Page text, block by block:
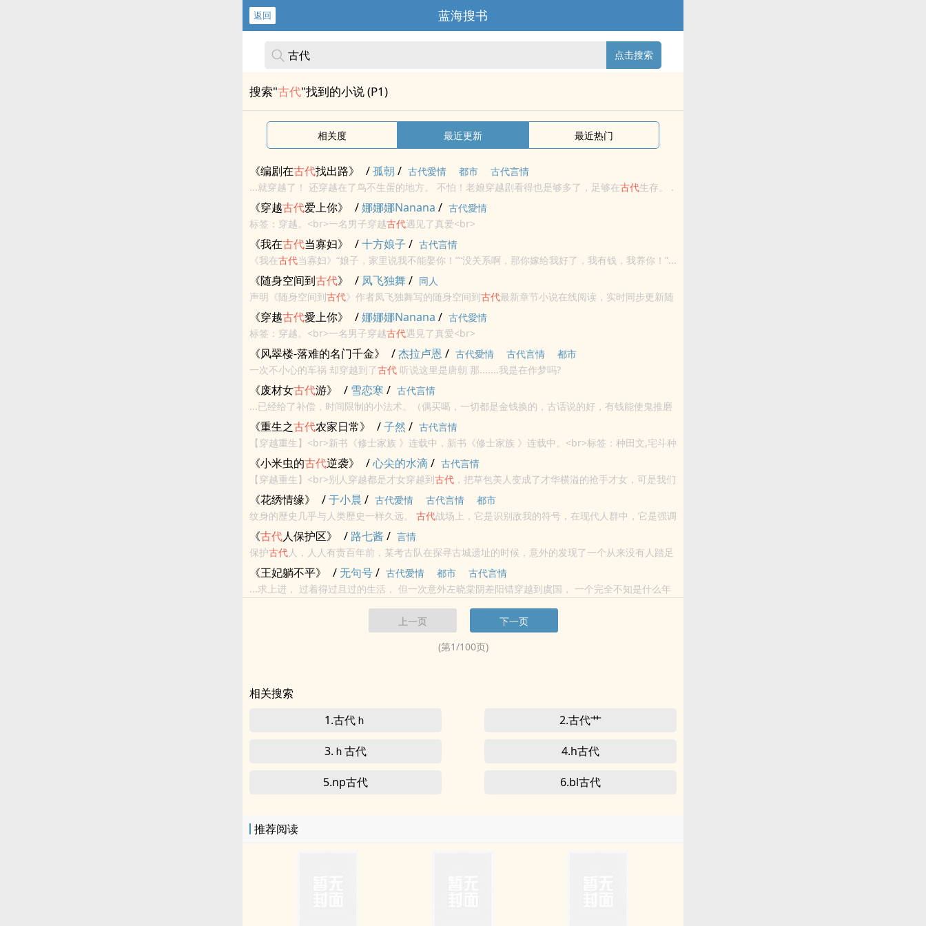
返回 蓝海搜书
点击搜索
搜索"古代"找到的小说 (P1)
相关度 最近更新 最近热门
《编剧在古代找出路》 /孤朝 / 古代愛情 都市
古代言情
...就穿越了！ 还穿越在了鸟不生蛋的地方。 不怕！老娘穿越剧看得也是够多了，足够在古代生存。 .
一个纯..
《穿越古代爱上你》 /娜娜娜Nanana / 古代愛情
标签：穿越。<br>一名男子穿越古代遇见了真爱<br>
《我在古代当寡妇》 /十方娘子 / 古代言情
《我在古代当寡妇》“娘子，家里说我不能娶你！”“没关系啊，那你嫁给我好了，我有钱，我养你！”...
《随身空间到古代》 / 凤飞独舞/ 同人
声明《随身空间到古代》作者凤飞独舞写的随身空间到古代最新章节小说在线阅读，实时同步更新随
身空间到古代最新章节，书友所发表的随身空间到古代最新章节评论，并不代表书河小说网赞同随身
空间到 古代 最新章...
《穿越古代愛上你》 /娜娜娜Nanana / 古代愛情
标签：穿越。<br>一名男子穿越古代遇見了真愛<br>
《风翠楼-落难的名门千金》 /杰拉卢恩 / 古代愛情 古代言情
都市
一次不小心的车祸 却穿越到了古代 听说这里是唐朝 那.......我是在作梦吗?
《废材女古代游》 / 雪恋寒 / 古代言情
...已经给了补偿，时间限制的小法术。（偶买噶，一切都是金钱换的，古话说的好，有钱能使鬼推磨
啊！）去古代能干嘛？吃饭睡觉打豆豆，这样的人生不可行，太无聊！那咋办，最刺激的..
《重生之古代农家日常》 /子然 / 古代言情
【穿越重生】<br>新书《修士家族 》连载中，新书《修士家族 》连载中。<br>标签：种田文,宅斗种
田<br>
《小米虫的古代逆袭》 /心尖的水滴/ 古代言情
【穿越重生】<br>别人穿越都是才女穿越到古代 ，把草包美人变成了才华横溢的抢手才女，可是我们
女主确是一个现代米虫去了 古代才女的身上。。。。一连串的爆笑生活，一连串的感情纠葛，一连串
的别出心裁，...
《花绣情缘》 /于小晨 / 古代愛情 古代言情
都市
纹身的歷史几乎与人类歷史一样久远。 古代战场上，它是识别敌我的符号，在现代人群中，它是强调
《古代人保护区》 / 路七酱/ 言情
保护古代人，人人有责百年前，某考古队在探寻古城遗址的时候，意外的发现了一个从来没有人踏足
的区域。那里世界隔绝，保留着 古代的帝制，古代 的生活生产方式，
立古代世界。在经...
《王妃躺不平》 /无句号/ 古代愛情 都市
古代言情
...求上进， 过着得过且过的生活， 但一次意外左晓棠阴差阳错穿越到虞国， 一个完全不知是什么年
， 更成为了虞国首富白扬的庶女白玉华， 左晓棠本就是得过且..
上一页
下一页
(第1/100页)
相关搜索
1.古代ｈ
2.古代艹
3.ｈ古代 4.h古代
5.np古代 6.bl古代
推荐阅读